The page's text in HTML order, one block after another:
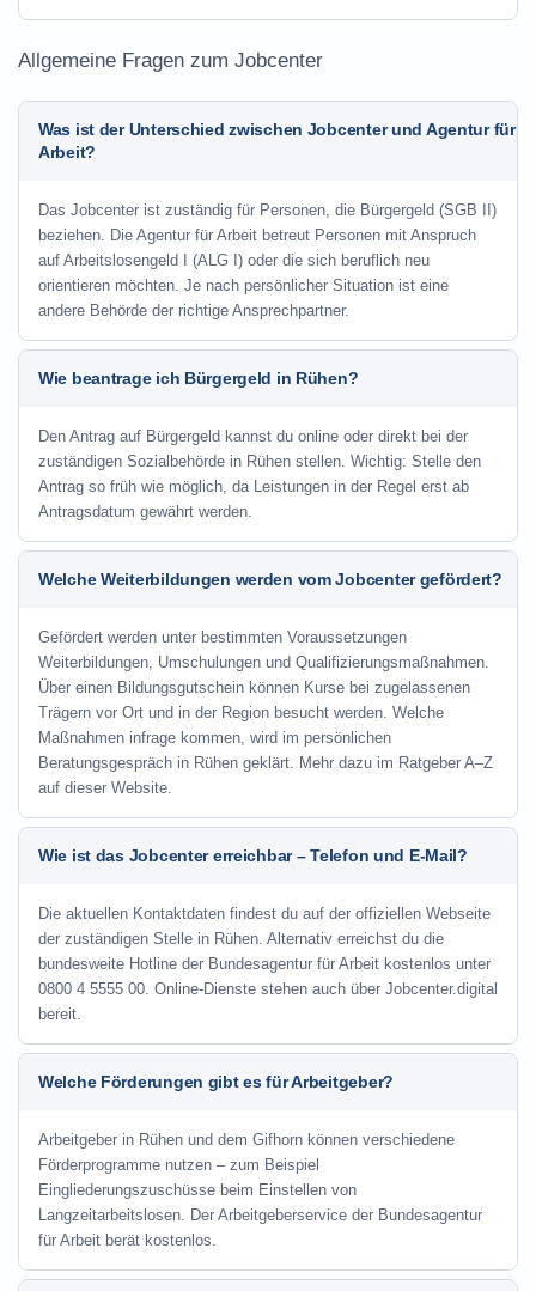
Allgemeine Fragen zum Jobcenter
Was ist der Unterschied zwischen Jobcenter und Agentur für
Arbeit?
Das Jobcenter ist zuständig für Personen, die Bürgergeld (SGB II)
beziehen. Die Agentur für Arbeit betreut Personen mit Anspruch
auf Arbeitslosengeld I (ALG I) oder die sich beruflich neu
orientieren möchten. Je nach persönlicher Situation ist eine
andere Behörde der richtige Ansprechpartner.
Wie beantrage ich Bürgergeld in Rühen?
Den Antrag auf Bürgergeld kannst du online oder direkt bei der
zuständigen Sozialbehörde in Rühen stellen. Wichtig: Stelle den
Antrag so früh wie möglich, da Leistungen in der Regel erst ab
Antragsdatum gewährt werden.
Welche Weiterbildungen werden vom Jobcenter gefördert?
Gefördert werden unter bestimmten Voraussetzungen
Weiterbildungen, Umschulungen und Qualifizierungsmaßnahmen.
Über einen Bildungsgutschein können Kurse bei zugelassenen
Trägern vor Ort und in der Region besucht werden. Welche
Maßnahmen infrage kommen, wird im persönlichen
Beratungsgespräch in Rühen geklärt. Mehr dazu im Ratgeber A–Z
auf dieser Website.
Wie ist das Jobcenter erreichbar – Telefon und E-Mail?
Die aktuellen Kontaktdaten findest du auf der offiziellen Webseite
der zuständigen Stelle in Rühen. Alternativ erreichst du die
bundesweite Hotline der Bundesagentur für Arbeit kostenlos unter
0800 4 5555 00. Online-Dienste stehen auch über Jobcenter.digital
bereit.
Welche Förderungen gibt es für Arbeitgeber?
Arbeitgeber in Rühen und dem Gifhorn können verschiedene
Förderprogramme nutzen – zum Beispiel
Eingliederungszuschüsse beim Einstellen von
Langzeitarbeitslosen. Der Arbeitgeberservice der Bundesagentur
für Arbeit berät kostenlos.